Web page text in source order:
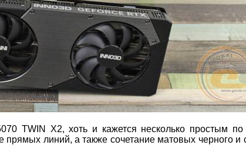
TWIN X2, хоть и кажется несколько простым
прямых линий, а также сочетание матовых черного и